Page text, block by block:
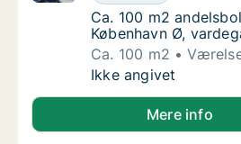
Ca. 100 m2
Ca. 100 m2
København Ø,
Ca. 100 m2
Ca. 100 m2
Ikke angivet
Mere info